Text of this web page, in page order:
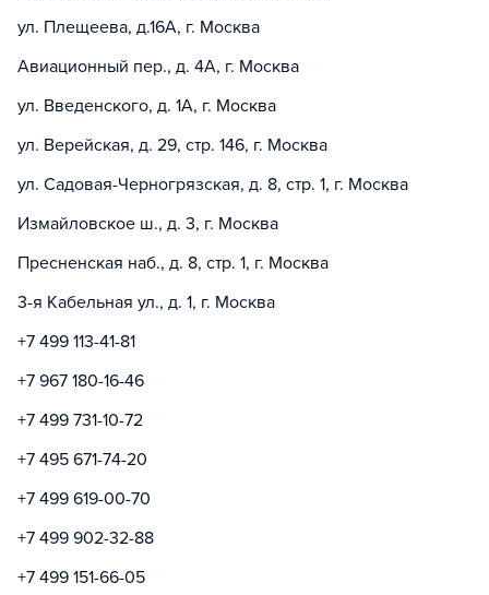
ул. Плещеева, д.16А, г. Москва
Авиационный пер., д. 4А, г. Москва
ул. Введенского, д. 1А, г. Москва
ул. Верейская, д. 29, стр. 146, г. Москва
ул. Садовая-Черногрязская, д. 8, стр. 1, г. Москва
Измайловское ш., д. 3, г. Москва
Пресненская наб., д. 8, стр. 1, г. Москва
3-я Кабельная ул., д. 1, г. Москва
+7 499 113-41-81
+7 967 180-16-46
+7 499 731-10-72
+7 495 671-74-20
+7 499 619-00-70
+7 499 902-32-88
+7 499 151-66-05